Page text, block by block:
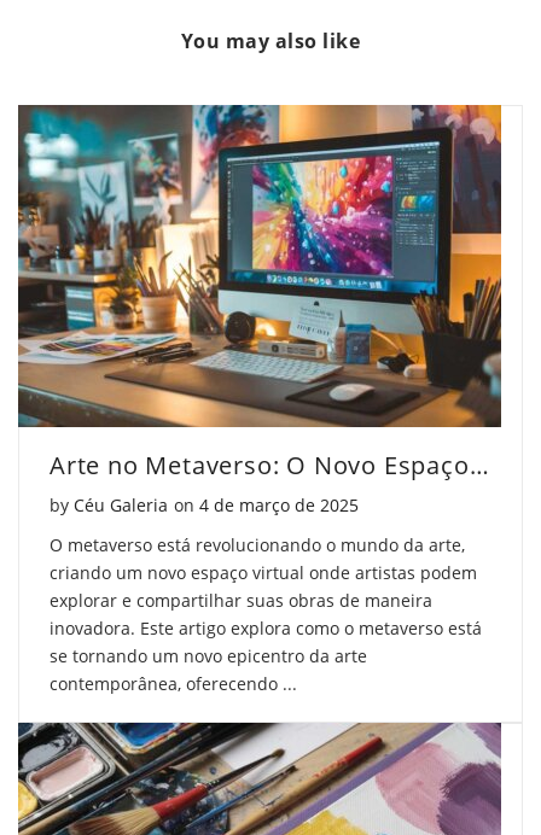
de
Arte
Profissional"
on
Facebook
Portfólio
de
Arte
Profissional"
on
Twitter
de
Arte
Profissional"
on
Pinterest
You may also like
Arte no Metaverso: O Novo Espaço Criativo
by Céu Galeria on Posted on
4 de março de 2025
O metaverso está revolucionando o mundo da arte,
criando um novo espaço virtual onde artistas podem
explorar e compartilhar suas obras de maneira
inovadora. Este artigo explora como o metaverso está
se tornando um novo epicentro da arte
contemporânea, oferecendo ...